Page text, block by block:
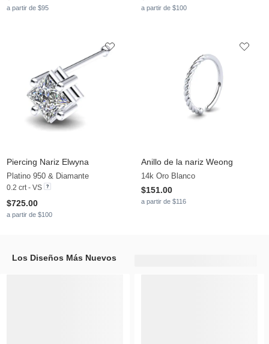
a partir de $95 a partir de $100
Piercing Nariz Elwyna
Platino 950 & Diamante
0.2 crt - VS
$725.00
a partir de $100
Anillo de la nariz Weong
14k Oro Blanco
$151.00
a partir de $116
Los Diseños Más Nuevos